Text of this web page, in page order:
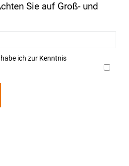
Sie auf Groß- und
habe ich zur Kenntnis